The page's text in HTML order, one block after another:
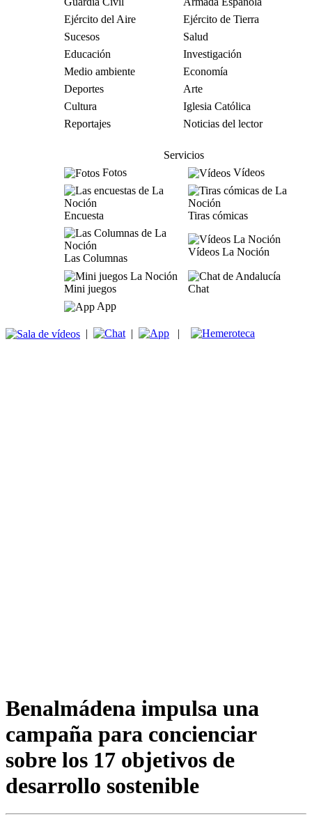
Ejército del Aire
Ejército de Tierra
Sucesos
Salud
Educación
Investigación
Medio ambiente
Economía
Deportes
Arte
Cultura
Iglesia Católica
Reportajes
Noticias del lector
Servicios
Fotos
Vídeos
Encuesta Tiras cómicas
Las Columnas
Vídeos La Noción
Mini juegos
Chat
App
| | |
Benalmádena impulsa una
campaña para concienciar
sobre los 17 objetivos de
desarrollo sostenible